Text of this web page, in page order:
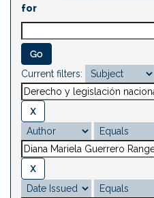
for
Current filters: